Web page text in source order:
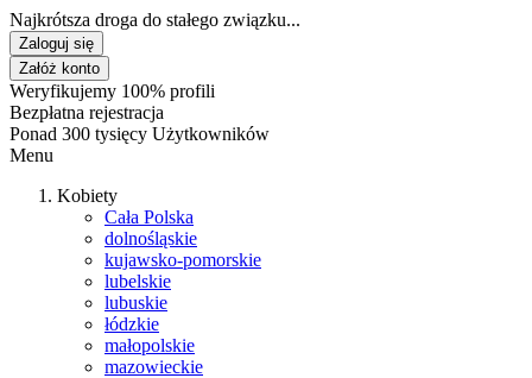
Najkrótsza droga do stałego związku...
Zaloguj się
Załóż konto
Weryfikujemy 100% profili
Bezpłatna rejestracja
Ponad 300 tysięcy Użytkowników
Menu
Kobiety
Cała Polska
dolnośląskie
kujawsko-pomorskie
lubelskie
lubuskie
łódzkie
małopolskie
mazowieckie